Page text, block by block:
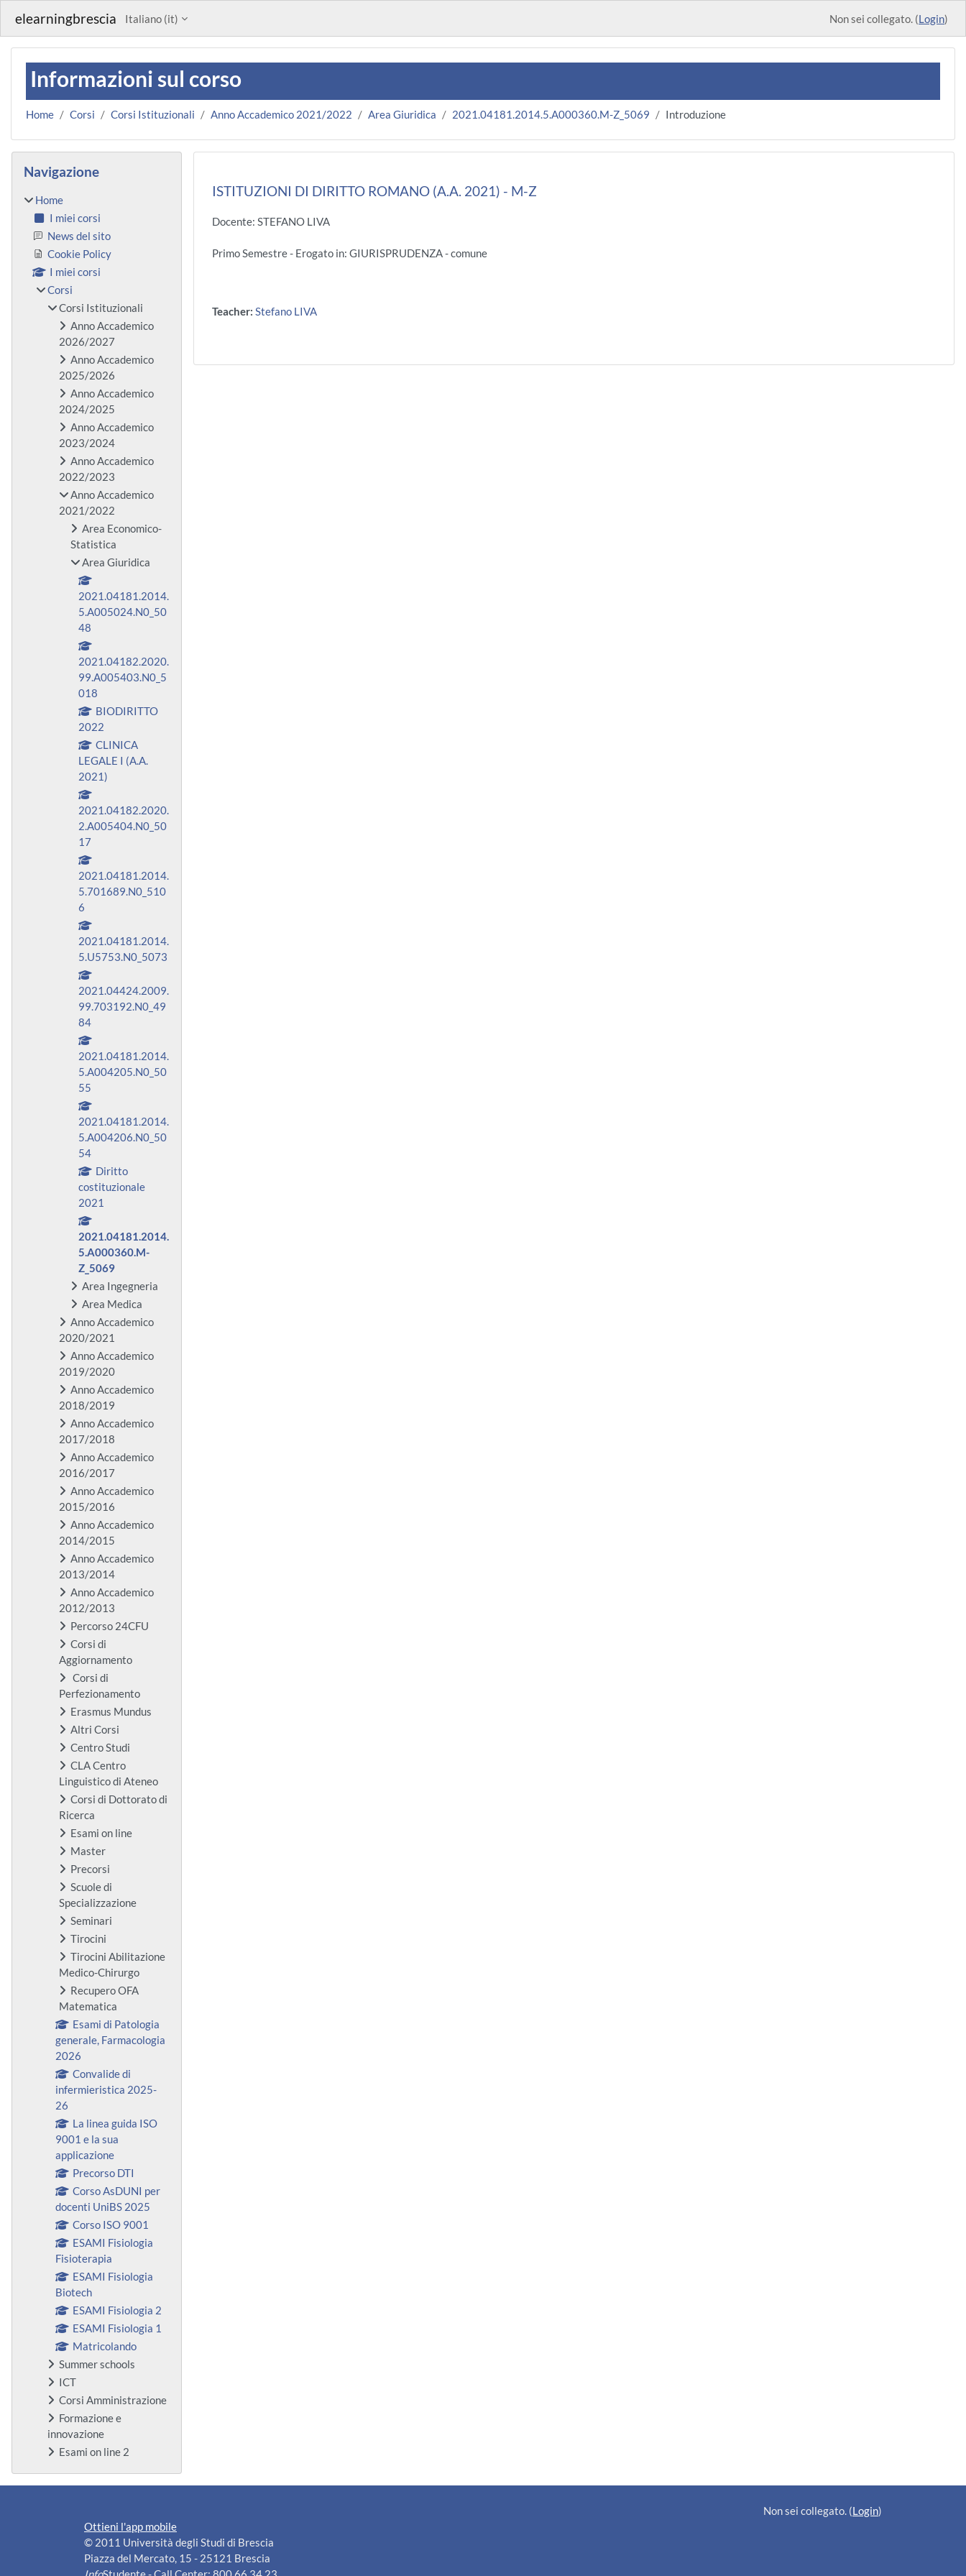
elearningbrescia Italiano ‎(it)‎ Non sei collegato. (Login)
Informazioni sul corso
Home Corsi Corsi Istituzionali Anno Accademico 2021/2022 Area Giuridica 2021.04181.2014.5.A000360.M-Z_5069 Introduzione
ISTITUZIONI DI DIRITTO ROMANO (A.A. 2021) - M-Z
Docente: STEFANO LIVA
Primo Semestre - Erogato in: GIURISPRUDENZA - comune
Teacher: Stefano LIVA
Blocchi
Navigazione
Home
I miei corsi
News del sito
Cookie Policy
I miei corsi
Corsi
Corsi Istituzionali
Anno Accademico
2026/2027
Anno Accademico
2025/2026
Anno Accademico
2024/2025
Anno Accademico
2023/2024
Anno Accademico
2022/2023
Anno Accademico
2021/2022
Area Economico-
Statistica
Area Giuridica
2021.04181.2014.
5.A005024.N0_50
48
2021.04182.2020.
99.A005403.N0_5
018
BIODIRITTO
2022
CLINICA
LEGALE I (A.A.
2021)
2021.04182.2020.
2.A005404.N0_50
17
2021.04181.2014.
5.701689.N0_510
6
2021.04181.2014.
5.U5753.N0_5073
2021.04424.2009.
99.703192.N0_49
84
2021.04181.2014.
5.A004205.N0_50
55
2021.04181.2014.
5.A004206.N0_50
54
Diritto
costituzionale
2021
2021.04181.2014.
5.A000360.M-
Z_5069
Area Ingegneria
Area Medica
Anno Accademico
2020/2021
Anno Accademico
2019/2020
Anno Accademico
2018/2019
Anno Accademico
2017/2018
Anno Accademico
2016/2017
Anno Accademico
2015/2016
Anno Accademico
2014/2015
Anno Accademico
2013/2014
Anno Accademico
2012/2013
Percorso 24CFU
Corsi di
Aggiornamento
Corsi di
Perfezionamento
Erasmus Mundus
Altri Corsi
Centro Studi
CLA Centro
Linguistico di Ateneo
Corsi di Dottorato di
Ricerca
Esami on line
Master
Precorsi
Scuole di
Specializzazione
Seminari
Tirocini
Tirocini Abilitazione
Medico-Chirurgo
Recupero OFA
Matematica
Esami di Patologia
generale, Farmacologia
2026
Convalide di
infermieristica 2025-
26
La linea guida ISO
9001 e la sua
applicazione
Precorso DTI
Corso AsDUNI per
docenti UniBS 2025
Corso ISO 9001
ESAMI Fisiologia
Fisioterapia
ESAMI Fisiologia
Biotech
ESAMI Fisiologia 2
ESAMI Fisiologia 1
Matricolando
Summer schools
ICT
Corsi Amministrazione
Formazione e
innovazione
Esami on line 2
Non sei collegato. (Login)
Ottieni l'app mobile
© 2011 Università degli Studi di Brescia
Piazza del Mercato, 15 - 25121 Brescia